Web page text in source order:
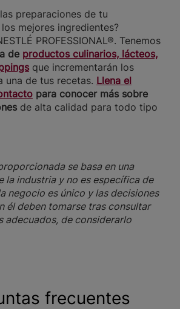
preparaciones de tu
mejores ingredientes?
PROFESSIONAL®. Tenemos
de productos culinarios, lácteos,
que incrementarán los
una de tus recetas. Llena el
para conocer más sobre
de alta calidad para todo tipo
se basa en una
la industria y no es específica de
negocio es único y las decisiones
él deben tomarse tras consultar
adecuados, de considerarlo
frecuentes